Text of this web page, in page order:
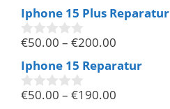
o
n
5
Iphone 15 Plus Reparatur
0
o
n
5
€50.00 – €200.00
Iphone 15 Reparatur
0
€50.00 – €190.00